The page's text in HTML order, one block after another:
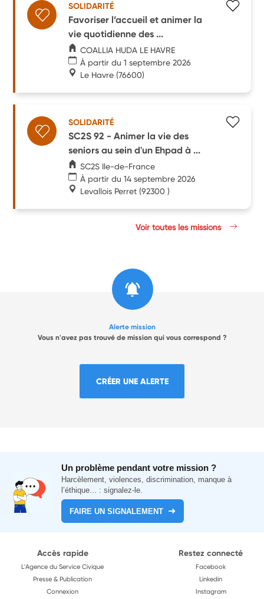
SOLIDARITÉ
Favoriser l’accueil et animer la
vie quotidienne des ...
COALLIA HUDA LE HAVRE
À partir du 1 septembre 2026
Le Havre (76600)
SOLIDARITÉ
SC2S 92 - Animer la vie des
seniors au sein d'un Ehpad à ...
SC2S Ile-de-France
À partir du 14 septembre 2026
Levallois Perret (92300 )
Voir toutes les missions
Alerte mission
Vous n'avez pas trouvé de mission qui vous correspond ?
CRÉER UNE ALERTE
Un problème pendant votre mission ?
Harcèlement, violences, discrimination, manque à
l’éthique... : signalez-le.
FAIRE UN SIGNALEMENT
Accès rapide
L'Agence du Service Civique
Presse & Publication
Connexion
Restez connecté
Facebook
Linkedin
Instagram